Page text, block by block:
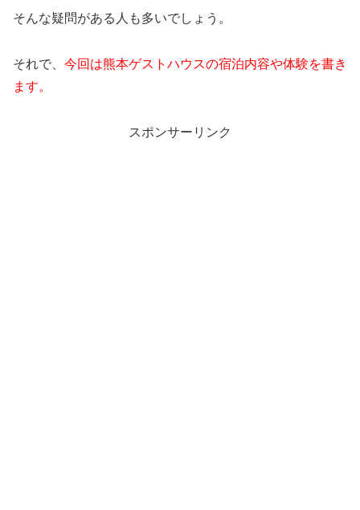
そんな疑問がある人も多いでしょう。
それで、 今回は熊本ゲストハウスの宿泊内容や体験を書き
ます。
スポンサーリンク